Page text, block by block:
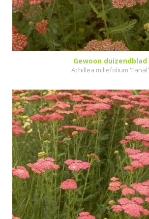
Gewoon duizendblad
Achillea millefolium 'Fanal'